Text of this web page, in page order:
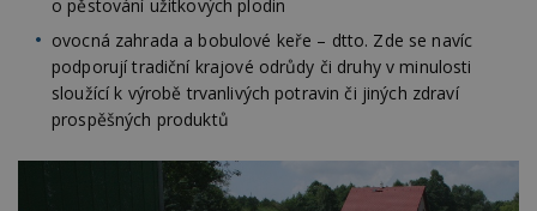
o pěstování užitkových plodin
ovocná zahrada a bobulové keře – dtto. Zde se navíc
podporují tradiční krajové odrůdy či druhy v minulosti
sloužící k výrobě trvanlivých potravin či jiných zdraví
prospěšných produktů